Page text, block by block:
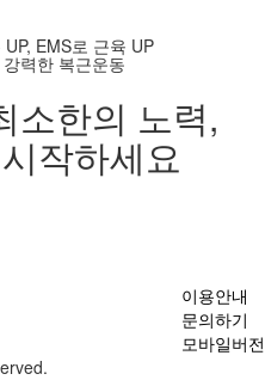
EMS로 근육 UP
력한 복근운동
소한의 노력,
작하세요
이용안내
문의하기
모바일버전